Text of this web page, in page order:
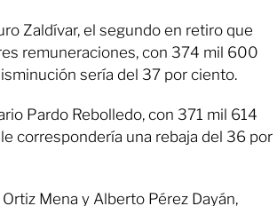
Zaldívar, el segundo en retiro que
remuneraciones, con 374 mil 600
sería del 37 por ciento.
Pardo Rebolledo, con 371 mil 614
correspondería una rebaja del 36 por
Mena y Alberto Pérez Dayán,